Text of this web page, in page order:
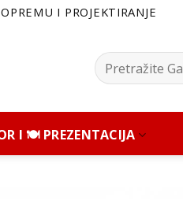
I PROJEKTIRANJE
Pretražite:
I 🍽️ PREZENTACIJA